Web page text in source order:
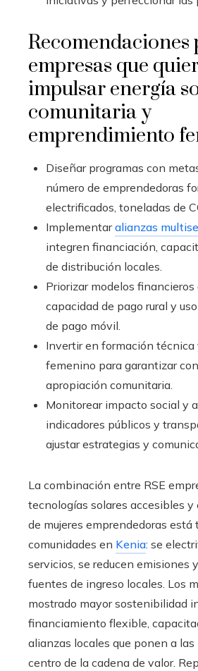
Recomendaciones
empresas que
impulsar energía
comunitaria y
emprendimiento
Diseñar programas con
número de emprendedoras
electrificados, toneladas de
Implementaralianzas
integren financiación,
de distribución locales.
Priorizar modelos financieros
capacidad de pago rural y
de pago móvil.
Invertir en formación técnica
femenino para garantizar
apropiación comunitaria.
Monitorear impacto social y
indicadores públicos y
ajustar estrategias y
La combinación entre RSE
tecnologías solares accesibles
de mujeres emprendedoras está
comunidades en Kenia: se
servicios, se reducen emisiones
fuentes de ingreso locales. Los
mostrado mayor sostenibilidad
financiamiento flexible,
alianzas locales que ponen a las
centro de la cadena de valor.